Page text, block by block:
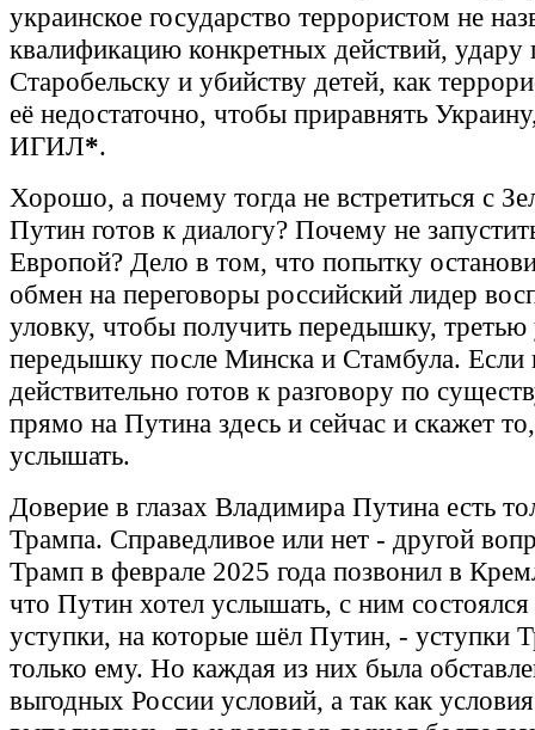
украинское государство террористом не
квалификацию конкретных действий, удару
Старобельску и убийству детей, как
её недостаточно, чтобы приравнять
ИГИЛ*.
Хорошо, а почему тогда не встретиться с
Путин готов к диалогу? Почему не
Европой? Дело в том, что попытку
обмен на переговоры российский лидер
уловку, чтобы получить передышку,
передышку после Минска и Стамбула. Если
действительно готов к разговору по
прямо на Путина здесь и сейчас и скажет
услышать.
Доверие в глазах Владимира Путина есть
Трампа. Справедливое или нет - другой
Трамп в феврале 2025 года позвонил в
что Путин хотел услышать, с ним состоялся
уступки, на которые шёл Путин, - уступки
только ему. Но каждая из них была
выгодных России условий, а так как